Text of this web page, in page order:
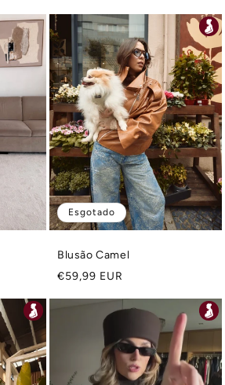
Esgotado
Blusão Camel
Preço
€59,99 EUR